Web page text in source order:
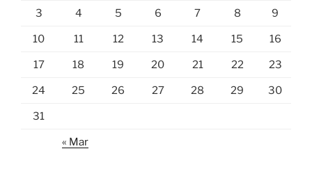
3 4 5 6 7 8 9
10 11 12 13 14 15 16
17 18 19 20 21 22 23
24 25 26 27 28 29 30
31
« Mar